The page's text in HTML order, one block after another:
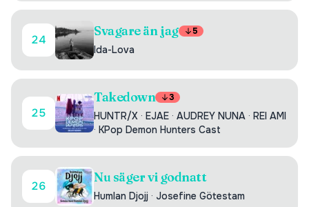
24
Svagare än jag 5
Ida-Lova
25
Takedown 3
HUNTR/X · EJAE · AUDREY NUNA · REI AMI
· KPop Demon Hunters Cast
26
Nu säger vi godnatt
Humlan Djojj · Josefine Götestam